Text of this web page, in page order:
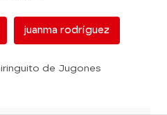
juanma rodríguez
de Jugones